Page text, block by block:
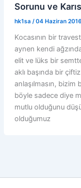
Sorunu ve
hk1sa /04 Haziran 2016
Kocasının bir
aynen kendi
elit ve lüks bir
aklı başında bir
anlaşılmasın, bizim
böyle sadece diye
mutlu olduğunu
olduğumuz